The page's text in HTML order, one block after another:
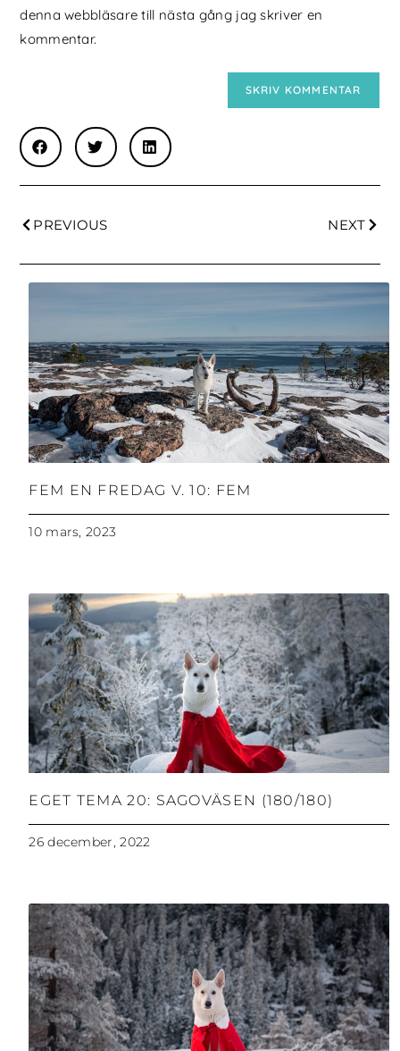
denna webbläsare till nästa gång jag skriver en
kommentar.
PREVIOUS NEXT
FEM EN FREDAG V. 10: FEM
10 mars, 2023
EGET TEMA 20: SAGOVÄSEN (180/180)
26 december, 2022